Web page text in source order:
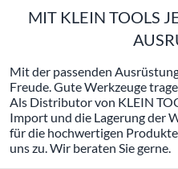
MIT KLEIN TOOLS
Mit der passenden
Freude. Gute Werkzeuge
Als Distributor von KLEIN
Import und die Lagerung der
für die hochwertigen
uns zu. Wir beraten Sie gerne.